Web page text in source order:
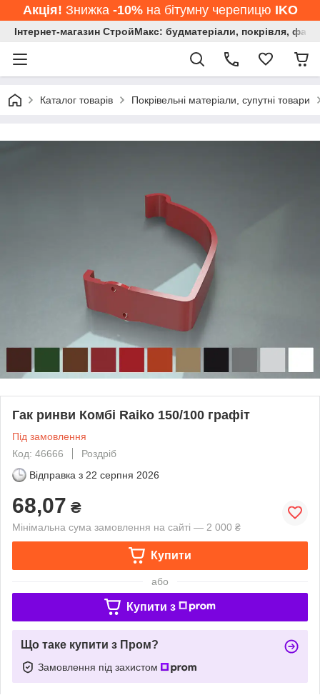
Акція! Знижка -10%на бітумну черепицю IKO
Інтернет-магазин СтройМакс: будматеріали, покрівля,
Каталог товарів Покрівельні матеріали, супутні товари
Гак ринви Комбі Raiko 150/100 графіт
Під замовлення
Код: 46666
Роздріб
Відправка з 22 серпня 2026
68,07 ₴
Мінімальна сума замовлення на сайті — 2 000 ₴
Купити
або
Купити з
Що таке купити з Пром?
Замовлення під захистом